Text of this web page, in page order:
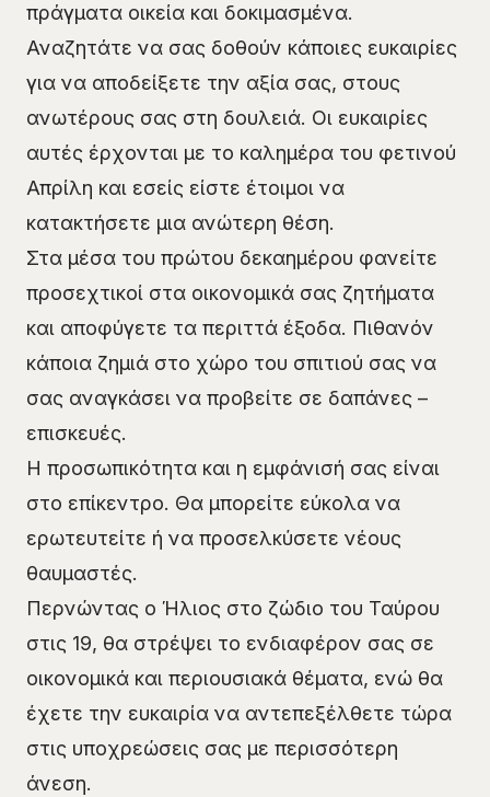
πράγματα οικεία και δοκιμασμένα.
Αναζητάτε να σας δοθούν κάποιες ευκαιρίες
για να αποδείξετε την αξία σας, στους
ανωτέρους σας στη δουλειά. Οι ευκαιρίες
αυτές έρχονται με το καλημέρα του φετινού
Απρίλη και εσείς είστε έτοιμοι να
κατακτήσετε μια ανώτερη θέση.
Στα μέσα του πρώτου δεκαημέρου φανείτε
προσεχτικοί στα οικονομικά σας ζητήματα
και αποφύγετε τα περιττά έξοδα. Πιθανόν
κάποια ζημιά στο χώρο του σπιτιού σας να
σας αναγκάσει να προβείτε σε δαπάνες –
επισκευές.
Η προσωπικότητα και η εμφάνισή σας είναι
στο επίκεντρο. Θα μπορείτε εύκολα να
ερωτευτείτε ή να προσελκύσετε νέους
θαυμαστές.
Περνώντας ο Ήλιος στο ζώδιο του Ταύρου
στις 19, θα στρέψει το ενδιαφέρον σας σε
οικονομικά και περιουσιακά θέματα, ενώ θα
έχετε την ευκαιρία να αντεπεξέλθετε τώρα
στις υποχρεώσεις σας με περισσότερη
άνεση.